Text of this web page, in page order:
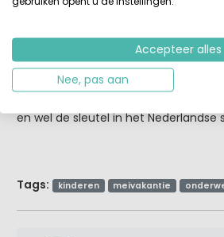
ooit kreeg, is het meenemen van
voor de kinderen. Iets
ze weer een poosje zoet te houden.
even een bezoekje aan de
en wel de sleutel in het Nederlandse
Tags: kinderen meivakantie
Accepteer alles
Nee, pas aan